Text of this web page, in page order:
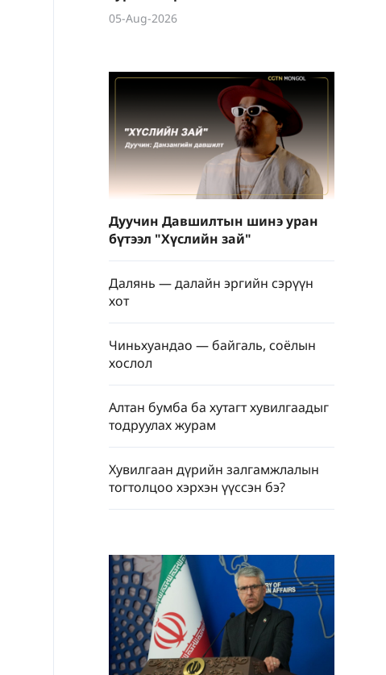
баримтлахыг уриалсан
тогтоолуудыг өргөн
05-Aug-2026
Дуучин Давшилтын шинэ уран
бүтээл "Хүслийн зай"
Далянь — далайн эргийн сэрүүн
хот
Чиньхуандао — байгаль, соёлын
хослол
Алтан бумба ба хутагт хувилгаадыг
тодруулах журам
Хувилгаан дүрийн залгамжлалын
тогтолцоо хэрхэн үүссэн бэ?